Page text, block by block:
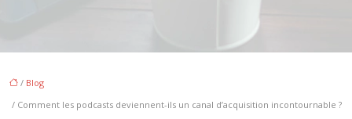
/ Blog
/ Comment les podcasts deviennent-ils un canal d’acquisition incontournable ?